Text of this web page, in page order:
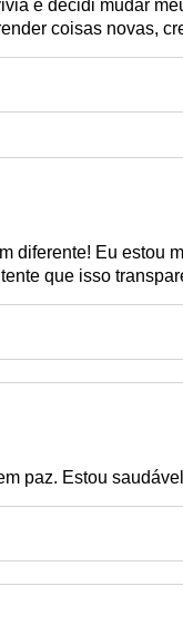
e decidi mudar
coisas novas,
diferente! Eu estou
que isso
paz. Estou